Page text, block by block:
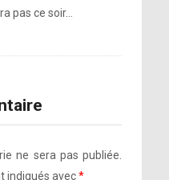
pas ce soir…
ne sera pas publiée.
indiqués avec*